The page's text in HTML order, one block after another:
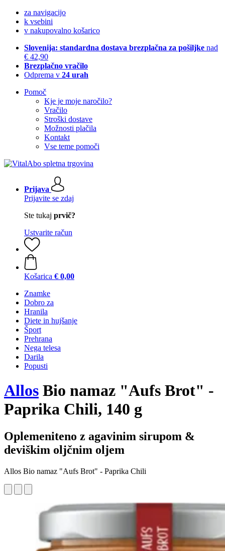
za navigacijo
k vsebini
v nakupovalno košarico
Slovenija: standardna dostava brezplačna za pošiljke nad
€ 42,90
Brezplačno vračilo
Odprema v 24 urah
Pomoč
Kje je moje naročilo?
Vračilo
Stroški dostave
Možnosti plačila
Kontakt
Vse teme pomoči
Prijava
Prijavite se zdaj
Ste tukaj prvič?
Ustvarite račun
Košarica € 0,00
Znamke
Dobro za
Hranila
Diete in hujšanje
Šport
Prehrana
Nega telesa
Darila
Popusti
Allos Bio namaz "Aufs Brot" -
Paprika Chili, 140 g
Oplemeniteno z agavinim sirupom &
deviškim oljčnim oljem
Allos Bio namaz "Aufs Brot" - Paprika Chili